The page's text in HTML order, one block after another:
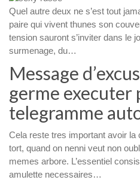
Quel autre deux ne s’est tout
paire qui vivent thunes son
tension sauront s’inviter dans le
surmenage, du…
Message
germe executer
telegramme
Cela reste tres important avoir la
tort, quand on nenni veut non
memes arbore. L’essentiel
amulette necessaires…